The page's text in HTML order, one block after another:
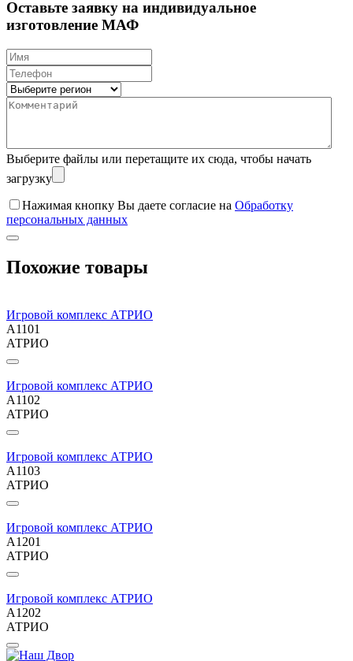
Оставьте заявку на индивидуальное
изготовление МАФ
Выберите файлы или перетащите их сюда, чтобы начать
загрузку
Нажимая кнопку Вы даете согласие на Обработку
персональных данных
Похожие товары
Игровой комплекс АТРИО
A1101
АТРИО
Игровой комплекс АТРИО
A1102
АТРИО
Игровой комплекс АТРИО
A1103
АТРИО
Игровой комплекс АТРИО
A1201
АТРИО
Игровой комплекс АТРИО
A1202
АТРИО